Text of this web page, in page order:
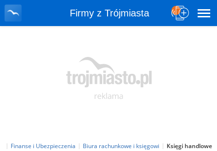
Firmy z Trójmiasta
Finanse i Ubezpieczenia Biura rachunkowe i księgowi Księgi handlowe